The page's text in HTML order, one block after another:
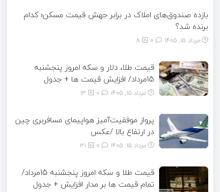
بازده صندوق‌های املاک در برابر جهش قیمت مسکن؛ کدام
برنده شد؟
مرداد ۱۵, ۱۴۰۵ 8
قیمت طلا، دلار و سکه امروز پنجشنبه
15مرداد/ افزایش قیمت ها + جدول
مرداد ۱۵, ۱۴۰۵ 13
پرواز موفقیت‌آمیز هواپیمای مسافربری چین
در ارتفاع بالا /عکس
مرداد ۱۵, ۱۴۰۵ 31
قیمت طلا و سکه امروز پنجشنبه 15مرداد/
تمام قیمت ها بر مدار افزایش + جدول